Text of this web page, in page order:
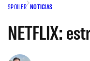
SPOILER NOTICIAS
NETFLIX: